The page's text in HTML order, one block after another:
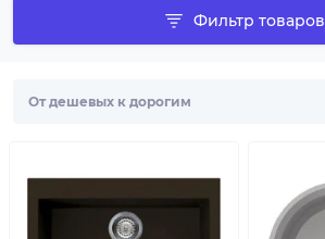
Фильтр товаров